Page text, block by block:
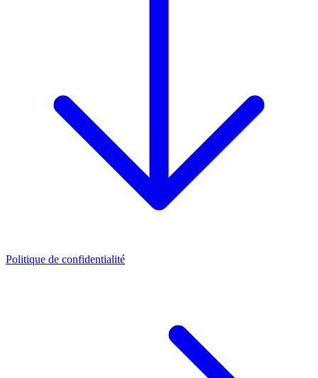
Politique de confidentialité